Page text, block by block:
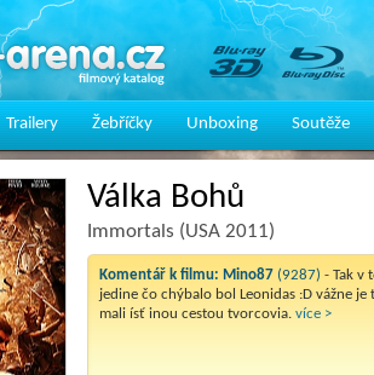
Trailery Žebříčky Unboxing Soutěže
Válka Bohů
Immortals (USA 2011)
Komentář k filmu: Mino87 (9287) - Tak v
jedine čo chýbalo bol Leonidas :D vážne
mali ísť inou cestou tvorcovia. více >